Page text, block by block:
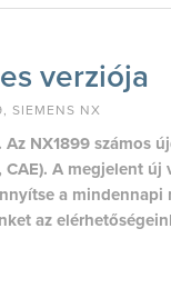
verziója
, SIEMENS NX
NX1899 számos
A megjelent új
a mindennapi
az